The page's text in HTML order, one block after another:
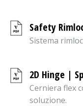
Safety
Sistema
2D Hinge |
Cerniera flex
soluzione.